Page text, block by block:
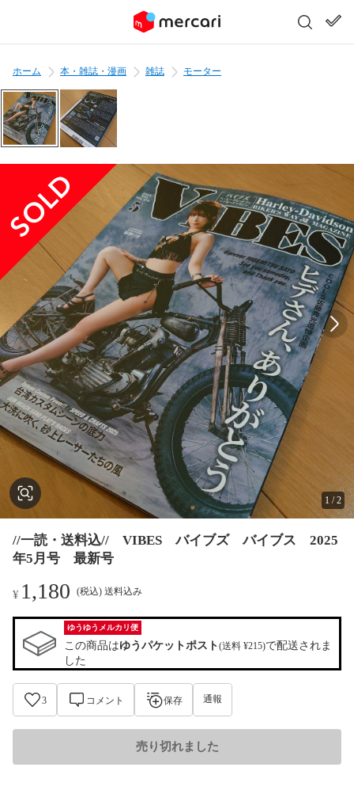
ホーム 本・雑誌・漫画 雑誌 モーター
1 /2
//一読・送料込// VIBES バイブズ バイブス 2025
年5月号 最新号
¥ 1,180 (税込) 送料込み
ゆうゆうメルカリ便
この商品はゆうパケットポスト(送料 ¥215)で配送されま
した
3 コメント 保存 通報
売り切れました